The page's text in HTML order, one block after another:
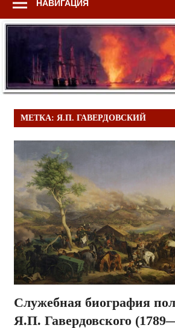
НАВИГАЦИЯ
МЕТКА: Я.П. ГАВЕРДОВСКИЙ
Служебная биография
Я.П. Гавердовского